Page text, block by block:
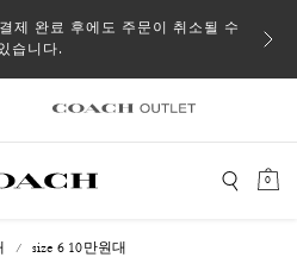
제 완료 후에도 주문이 취소될 수
습니다.
0
size 6 10만원대